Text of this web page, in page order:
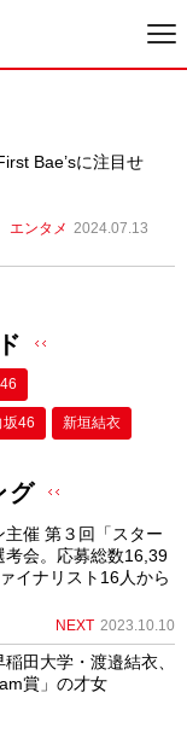
Bae’sに注目せ
エンタメ 2024.07.13
坂46 新垣結衣
グ
催 第３回「スター
会。応募総数16,39
イナリスト16人から
NEXT 2023.10.10
田大学・渡邉結衣、
賞」の才女